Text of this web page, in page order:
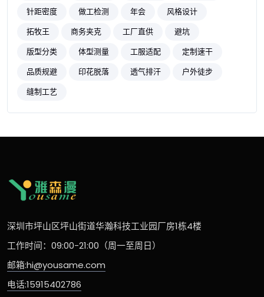
针距密度
做工检测 年会
风格设计
拓牧王
商务夹克 工厂直供
避坑
版型分类
体型测量 工服适配
定制速干
品质规避
印花脱落 透气排汗
户外徒步
缝制工艺
深圳市坪山区坪山街道华瀚科技工业园厂房1栋4楼
工作时间：09:00-21:00（周一至周日）
邮箱:hi@yousame.com
电话:15915402786